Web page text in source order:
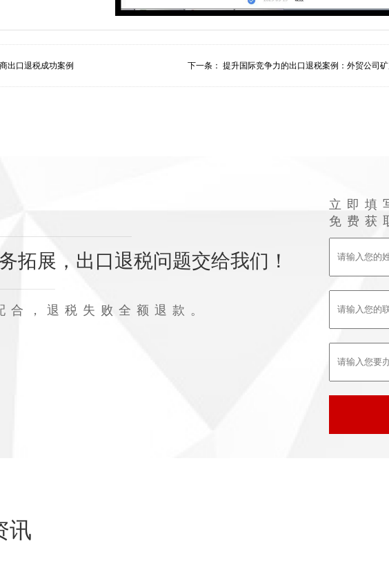
出口退税成功案例 下一条： 提升国际竞争力的出口退税案例：外贸公司矿
拓展，出口退税问题交给我们！
合，退税失败全额退款。
立即填
免费获
讯